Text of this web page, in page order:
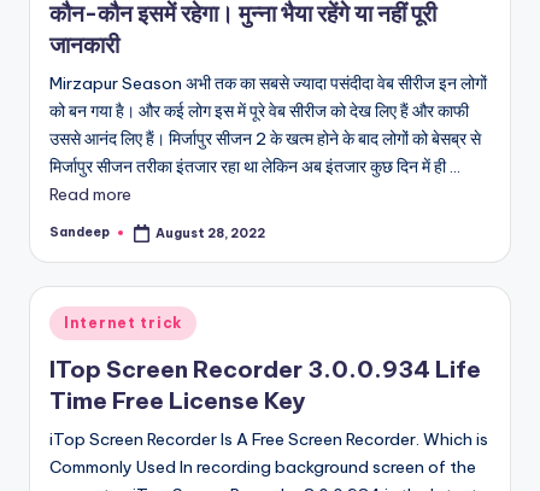
कौन-कौन इसमें रहेगा। मुन्ना भैया रहेंगे या नहीं पूरी
जानकारी
Mirzapur Season अभी तक का सबसे ज्यादा पसंदीदा वेब सीरीज इन लोगों
को बन गया है। और कई लोग इस में पूरे वेब सीरीज को देख लिए हैं और काफी
उससे आनंद लिए हैं। मिर्जापुर सीजन 2 के खत्म होने के बाद लोगों को बेसब्र से
मिर्जापुर सीजन तरीका इंतजार रहा था लेकिन अब इंतजार कुछ दिन में ही ...
Read more
Posted
Sandeep August 28, 2022
Posted
in
Internet trick
ITop Screen Recorder 3.0.0.934 Life
Time Free License Key
iTop Screen Recorder Is A Free Screen Recorder. Which is
Commonly Used In recording background screen of the